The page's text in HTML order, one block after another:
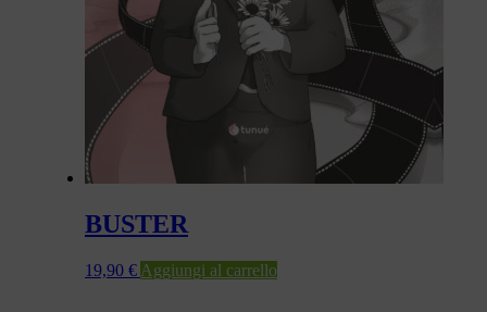
BUSTER
19,90 € Aggiungi al carrello